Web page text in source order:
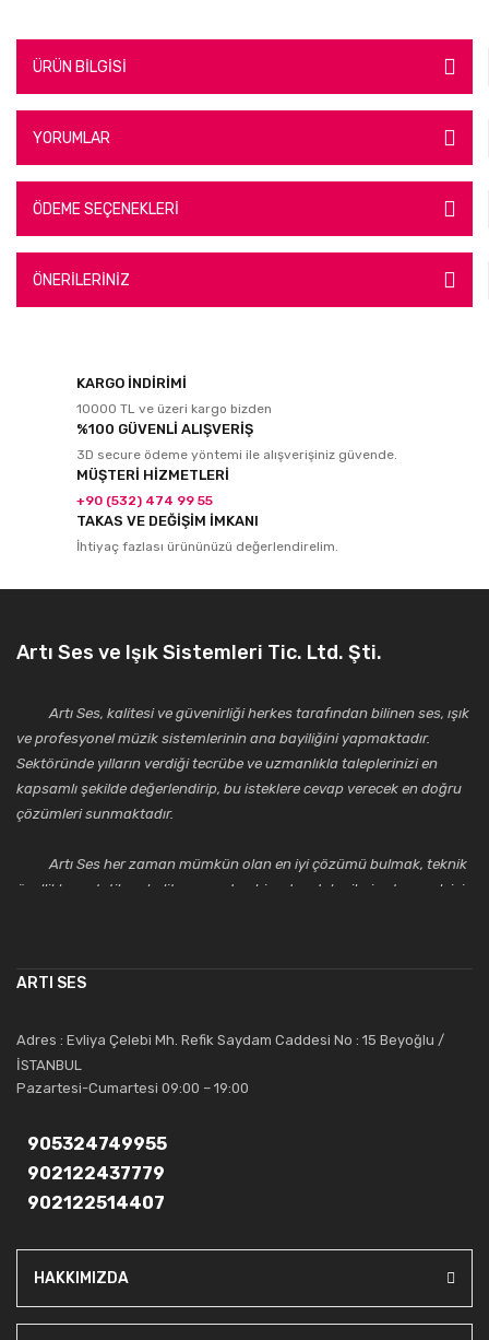
ÜRÜN BİLGİSİ
YORUMLAR
ÖDEME SEÇENEKLERİ
ÖNERİLERİNİZ
KARGO İNDİRİMİ
10000 TL ve üzeri kargo bizden
%100 GÜVENLİ ALIŞVERİŞ
3D secure ödeme yöntemi ile alışverişiniz güvende.
MÜŞTERİ HİZMETLERİ
+90 (532) 474 99 55
TAKAS VE DEĞİŞİM İMKANI
İhtiyaç fazlası ürününüzü değerlendirelim.
Artı Ses ve Işık Sistemleri Tic. Ltd. Şti.
Artı Ses, kalitesi ve güvenirliği herkes tarafından bilinen ses, ışık
ve profesyonel müzik sistemlerinin ana bayiliğini yapmaktadır.
Sektöründe yılların verdiği tecrübe ve uzmanlıkla taleplerinizi en
kapsamlı şekilde değerlendirip, bu isteklere cevap verecek en doğru
çözümleri sunmaktadır.
Artı Ses her zaman mümkün olan en iyi çözümü bulmak, teknik
özellikler, estetik ve kalite açısından bir adım daha ileriye taşımak için
saygıdeğer yerini kazanmıştır.
Artı Ses, güler yüzü ve deneyimi ile bu gün ve gelecekte
güvenebileceğiniz bir tercihtir.
ARTI SES
Adres : Evliya Çelebi Mh. Refik Saydam Caddesi No : 15 Beyoğlu /
İSTANBUL
Pazartesi-Cumartesi 09:00 – 19:00
905324749955
902122437779
902122514407
HAKKIMIZDA